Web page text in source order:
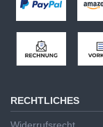
RECHTLICHES
Widerrufsrecht